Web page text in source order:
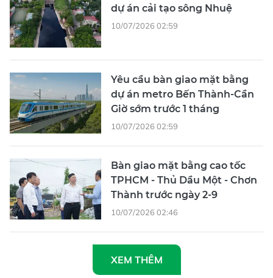
dự án cải tạo sông Nhuệ
10/07/2026 02:59
Yêu cầu bàn giao mặt bằng
dự án metro Bến Thành-Cần
Giờ sớm trước 1 tháng
10/07/2026 02:59
Bàn giao mặt bằng cao tốc
TPHCM - Thủ Dầu Một - Chơn
Thành trước ngày 2-9
10/07/2026 02:46
XEM THÊM